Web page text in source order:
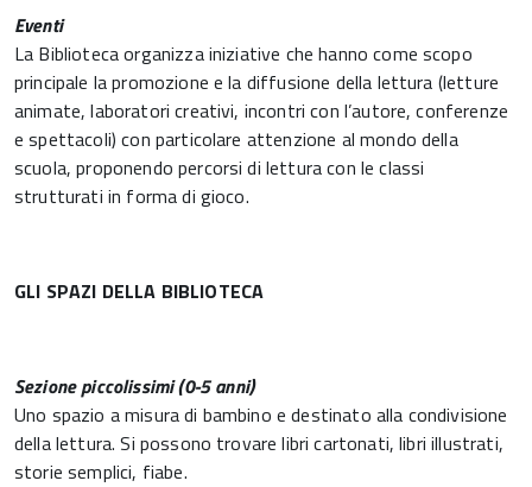
Eventi
La Biblioteca organizza iniziative che hanno come scopo
principale la promozione e la diffusione della lettura (letture
animate, laboratori creativi, incontri con l’autore, conferenze
e spettacoli) con particolare attenzione al mondo della
scuola, proponendo percorsi di lettura con le classi
strutturati in forma di gioco.
GLI SPAZI DELLA BIBLIOTECA
Sezionepiccolissimi (0-5anni)
Uno spazio a misura di bambino e destinato alla condivisione
della lettura. Si possono trovare libri cartonati, libri illustrati,
storie semplici, fiabe.